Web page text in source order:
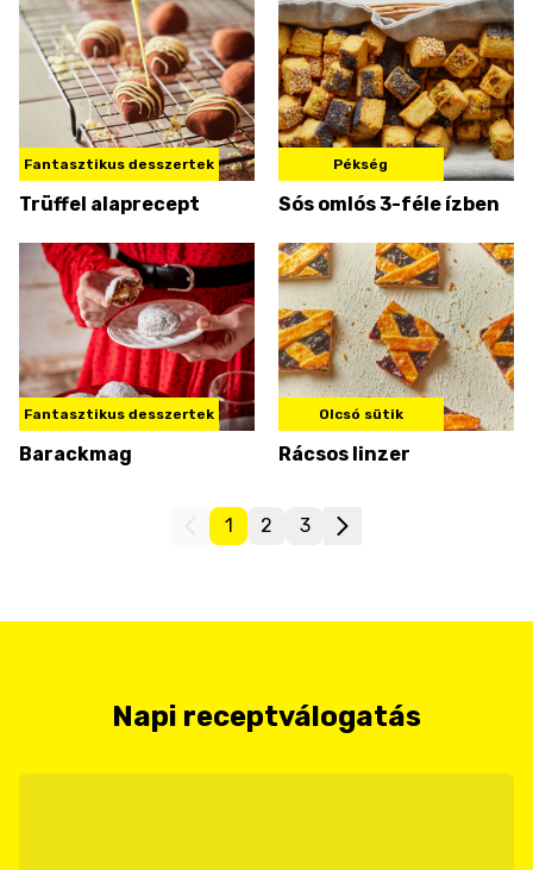
Fantasztikus desszertek
Trüffel alaprecept
Pékség
Sós omlós 3-féle ízben
Fantasztikus desszertek
Barackmag
Olcsó sütik
Rácsos linzer
1 2 3
Napi receptválogatás